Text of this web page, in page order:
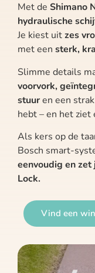
Met de Shimano
hydraulische
Je kiest uitzes
met een sterk,
Slimme details
voorvork,
stuuren een strak
hebt – en het ziet
Als kers op de
Bosch smart-
eenvoudig en
Lock.
Vind een